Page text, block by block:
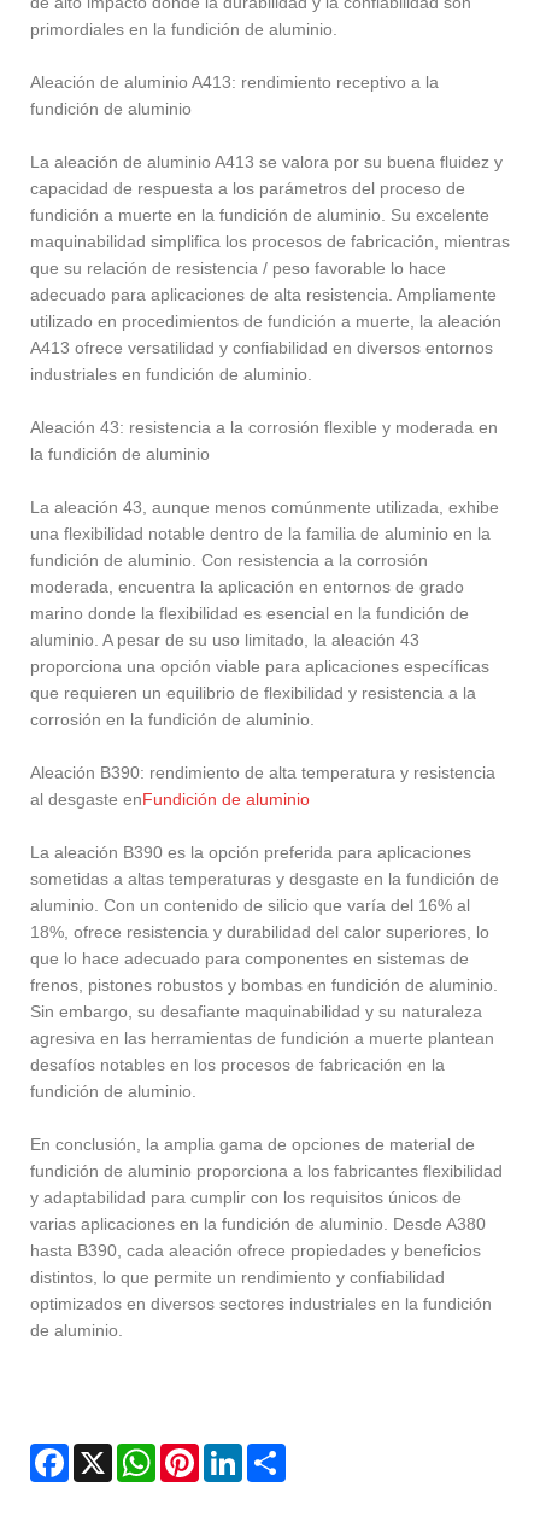
primordiales en la fundición de aluminio.
Aleación de aluminio A413: rendimiento receptivo a la
fundición de aluminio
La aleación de aluminio A413 se valora por su buena fluidez y
capacidad de respuesta a los parámetros del proceso de
fundición a muerte en la fundición de aluminio. Su excelente
maquinabilidad simplifica los procesos de fabricación, mientras
que su relación de resistencia / peso favorable lo hace
adecuado para aplicaciones de alta resistencia. Ampliamente
utilizado en procedimientos de fundición a muerte, la aleación
A413 ofrece versatilidad y confiabilidad en diversos entornos
industriales en fundición de aluminio.
Aleación 43: resistencia a la corrosión flexible y moderada en
la fundición de aluminio
La aleación 43, aunque menos comúnmente utilizada, exhibe
una flexibilidad notable dentro de la familia de aluminio en la
fundición de aluminio. Con resistencia a la corrosión
moderada, encuentra la aplicación en entornos de grado
marino donde la flexibilidad es esencial en la fundición de
aluminio. A pesar de su uso limitado, la aleación 43
proporciona una opción viable para aplicaciones específicas
que requieren un equilibrio de flexibilidad y resistencia a la
corrosión en la fundición de aluminio.
Aleación B390: rendimiento de alta temperatura y resistencia
al desgaste enFundición de aluminio
La aleación B390 es la opción preferida para aplicaciones
sometidas a altas temperaturas y desgaste en la fundición de
aluminio. Con un contenido de silicio que varía del 16% al
18%, ofrece resistencia y durabilidad del calor superiores, lo
que lo hace adecuado para componentes en sistemas de
frenos, pistones robustos y bombas en fundición de aluminio.
Sin embargo, su desafiante maquinabilidad y su naturaleza
agresiva en las herramientas de fundición a muerte plantean
desafíos notables en los procesos de fabricación en la
fundición de aluminio.
En conclusión, la amplia gama de opciones de material de
fundición de aluminio proporciona a los fabricantes flexibilidad
y adaptabilidad para cumplir con los requisitos únicos de
varias aplicaciones en la fundición de aluminio. Desde A380
hasta B390, cada aleación ofrece propiedades y beneficios
distintos, lo que permite un rendimiento y confiabilidad
optimizados en diversos sectores industriales en la fundición
de aluminio.
Facebook
X WhatsAppPinterestLinkedIn